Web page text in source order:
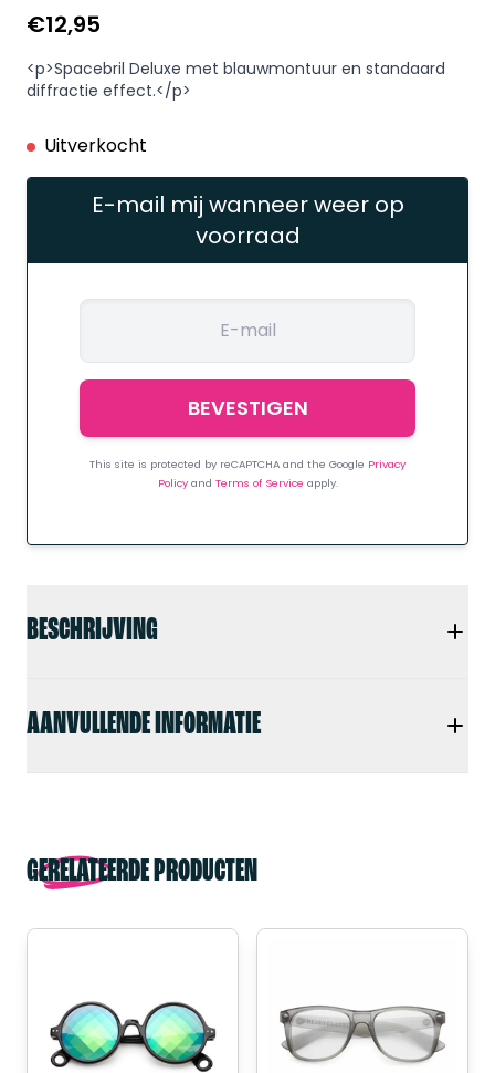
BESCHRIJVING
AANVULLENDE INFORMATIE
€12,95
<p>Spacebril Deluxe met blauwmontuur en standaard
diffractie effect.</p>
Uitverkocht
E-mail mij wanneer weer op
voorraad
This site is protected by reCAPTCHA and the Google Privacy
Policy and Terms of Service apply.
GERELATEERDE PRODUCTEN